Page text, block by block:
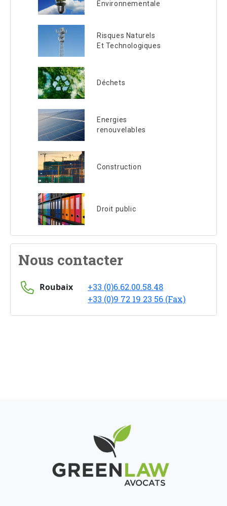
Environnementale
Risques Naturels
Et Technologiques
Déchets
Energies
renouvelables
Construction
Droit public
Nous contacter
Roubaix
+33 (0)6.62.00.58.48
+33 (0)9 72 19 23 56 (Fax)